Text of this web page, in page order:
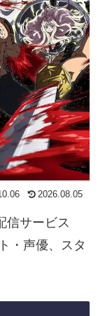
2026.08.05
信サービス
・声優、スタ